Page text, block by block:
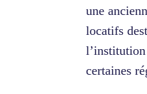
une
locatifs
certaines